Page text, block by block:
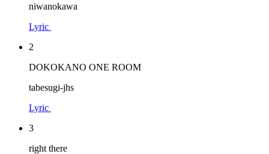
niwanokawa
Lyric
2
DOKOKANO ONE ROOM
tabesugi-jhs
Lyric
3
right there